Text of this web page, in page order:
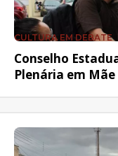
CULTURA EM DEBATE
Conselho
Plenária em Mãe